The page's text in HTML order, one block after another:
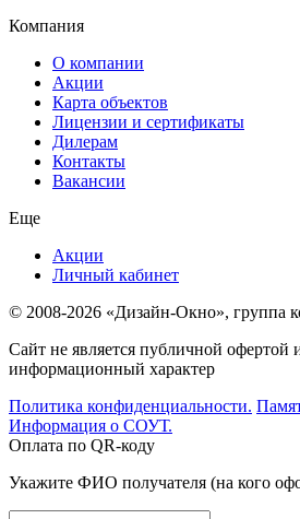
Компания
О компании
Акции
Карта объектов
Лицензии и сертификаты
Дилерам
Контакты
Вакансии
Еще
Акции
Личный кабинет
© 2008-2026 «Дизайн-Окно», группа
Сайт не является публичной офертой
информационный характер
Политика конфиденциальности.
Информация о СОУТ.
Оплата по QR-коду
Укажите ФИО получателя (на кого